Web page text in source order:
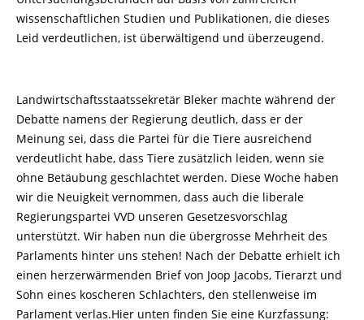
wissenschaftlichen Studien und Publikationen, die dieses
Leid verdeutlichen, ist überwältigend und überzeugend.
Landwirtschaftsstaatssekretär Bleker machte während der
Debatte namens der Regierung deutlich, dass er der
Meinung sei, dass die Partei für die Tiere ausreichend
verdeutlicht habe, dass Tiere zusätzlich leiden, wenn sie
ohne Betäubung geschlachtet werden. Diese Woche haben
wir die Neuigkeit vernommen, dass auch die liberale
Regierungspartei VVD unseren Gesetzesvorschlag
unterstützt. Wir haben nun die übergrosse Mehrheit des
Parlaments hinter uns stehen! Nach der Debatte erhielt ich
einen herzerwärmenden Brief von Joop Jacobs, Tierarzt und
Sohn eines koscheren Schlachters, den stellenweise im
Parlament verlas.Hier unten finden Sie eine Kurzfassung: